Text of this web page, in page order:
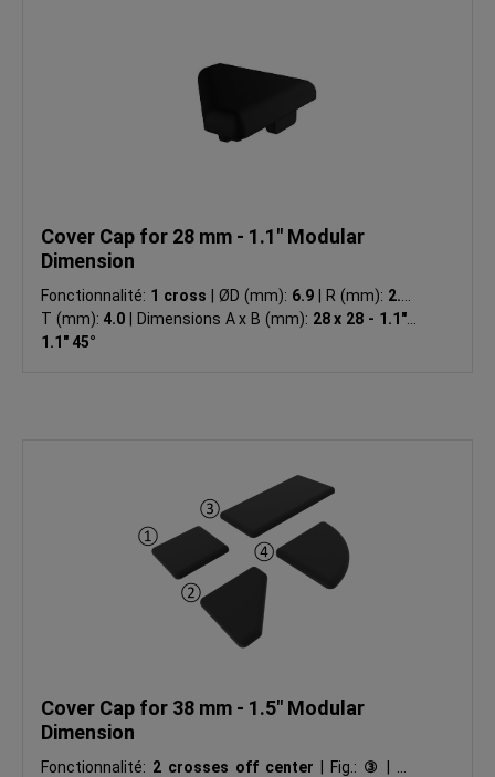
Cover Cap for 28 mm - 1.1" Modular
Dimension
Fonctionnalité: 1 cross ØD (mm): 6.9 R (mm): 2.0
T (mm): 4.0 Dimensions A x B (mm): 28 x 28 - 1.1" x
1.1" 45°
Cover Cap for 38 mm - 1.5" Modular
Dimension
Fonctionnalité: 2 crosses off center Fig.: ③